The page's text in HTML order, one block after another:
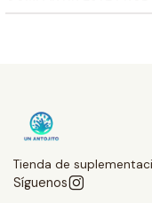
Tienda de
Síguenos